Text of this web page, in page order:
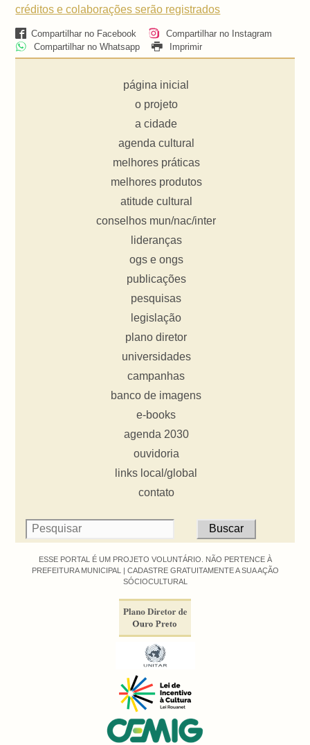
créditos e colaborações serão registrados
Compartilhar no Facebook
Compartilhar no Instagram
Compartilhar no Whatsapp
Imprimir
página inicial
o projeto
a cidade
agenda cultural
melhores práticas
melhores produtos
atitude cultural
conselhos mun/nac/inter
lideranças
ogs e ongs
publicações
pesquisas
legislação
plano diretor
universidades
campanhas
banco de imagens
e-books
agenda 2030
ouvidoria
links local/global
contato
ESSE PORTAL É UM PROJETO VOLUNTÁRIO. NÃO PERTENCE À
PREFEITURA MUNICIPAL | CADASTRE GRATUITAMENTE A SUA AÇÃO
SÓCIOCULTURAL